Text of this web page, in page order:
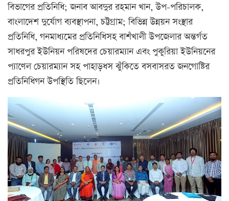
বিভাগের প্রতিনিধি; জনাব আবদুর রহমান খান, উপ-পরিচালক,
বাংলাদেশ দুর্যোগ ব্যবস্থাপনা, চট্টগ্রাম; বিভিন্ন উন্নয়ন সংস্থার
প্রতিনিধি, গনমাধ্যমের প্রতিনিধিসহ বাশঁখালী উপজেলার অন্তর্গত
সাধরপুর ইউনিয়ন পরিষদের চেয়ারম্যান এবং পুকুরিয়া ইউনিয়নের
প্যাণেল চেয়ারম্যান সহ পাহাড়ধস ঝুঁকিতে বসবাসরত জনগোষ্টির
প্রতিনিধিগন উপস্থিতি ছিলেন।